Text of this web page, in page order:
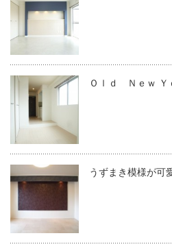
Ｏｌｄ Ｎｅｗ Ｙ
うずまき模様が可